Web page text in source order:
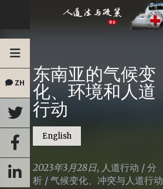
ZH 东南亚的气候变
化、环境和人道
行动
English
2023年3月28日, 人道行动 / 分
析 / 气候变化、冲突与人道行动